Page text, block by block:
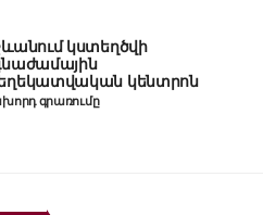
կստեղծվի
կենտրոն
գրառումը